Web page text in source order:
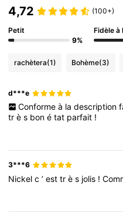
4,72 (100+)
Petit
9%
Fidèle à
rachètera(1) Bohème(3)
d***e
Conforme à la description
très bonétat parfait !
3***6
Nickelc’esttrès jolis !